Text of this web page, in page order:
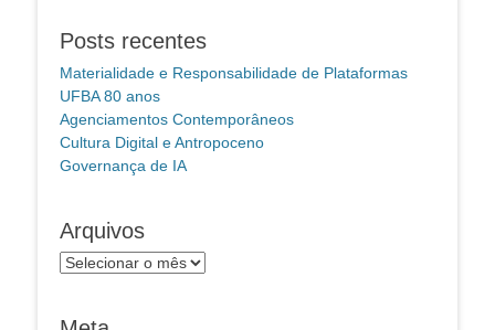
Posts recentes
Materialidade e Responsabilidade de Plataformas
UFBA 80 anos
Agenciamentos Contemporâneos
Cultura Digital e Antropoceno
Governança de IA
Arquivos
Arquivos